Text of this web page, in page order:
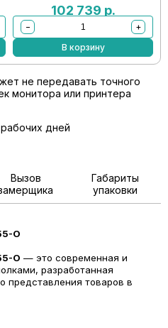
102 739 р.
−
+
В корзину
не передавать точного
монитора или принтера
дней
Вызов
Габариты
упаковки
О
О — это современная и
разработанная
представления товаров в